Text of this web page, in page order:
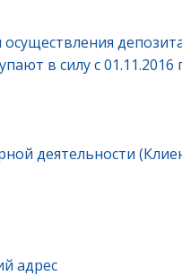
в силу с 01.11.2016
деятельности
адрес